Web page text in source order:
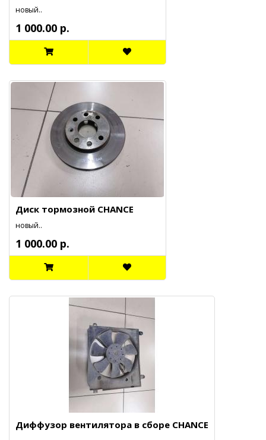
новый..
1 000.00 р.
Диск тормозной CHANCE
новый..
1 000.00 р.
Диффузор вентилятора в сборе CHANCE